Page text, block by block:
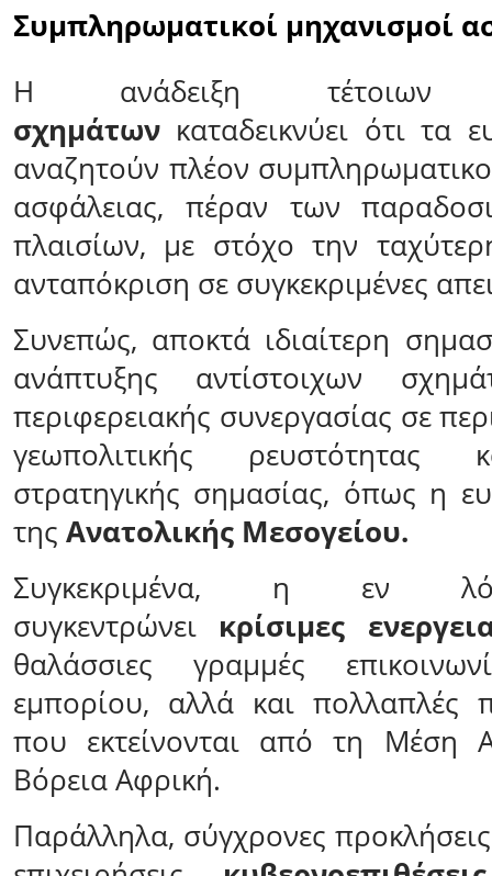
Συμπληρωματικοί μηχανισμοί
Η ανάδειξη
σχημάτων καταδεικνύει ότι τα
αναζητούν πλέον
ασφάλειας, πέραν των
πλαισίων, με στόχο την
ανταπόκριση σε συγκεκριμένες
Συνεπώς, αποκτά ιδιαίτερη
ανάπτυξης αντίστοιχων
περιφερειακής συνεργασίας σε
γεωπολιτικής ρευστότητας
στρατηγικής σημασίας, όπως η
της Ανατολικής Μεσογείου.
Συγκεκριμένα, η εν
συγκεντρώνει κρίσιμες
θαλάσσιες γραμμές
εμπορίου, αλλά και πολλαπλές
που εκτείνονται από τη Μέση
Βόρεια Αφρική.
Παράλληλα, σύγχρονες